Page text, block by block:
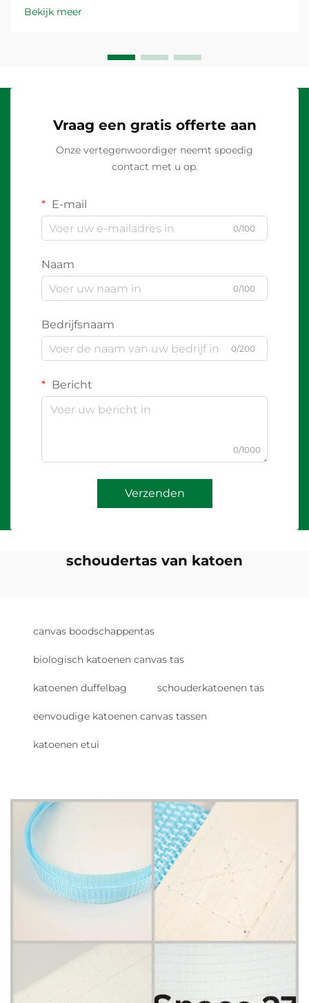
Bekijk meer
Vraag een gratis offerte aan
Onze vertegenwoordiger neemt spoedig
contact met u op.
E-mail
0/100
Naam
0/100
Bedrijfsnaam
0/200
Bericht
0/1000
Verzenden
schoudertas van katoen
canvas boodschappentas
biologisch katoenen canvas tas
katoenen duffelbag schouderkatoenen tas
eenvoudige katoenen canvas tassen
katoenen etui